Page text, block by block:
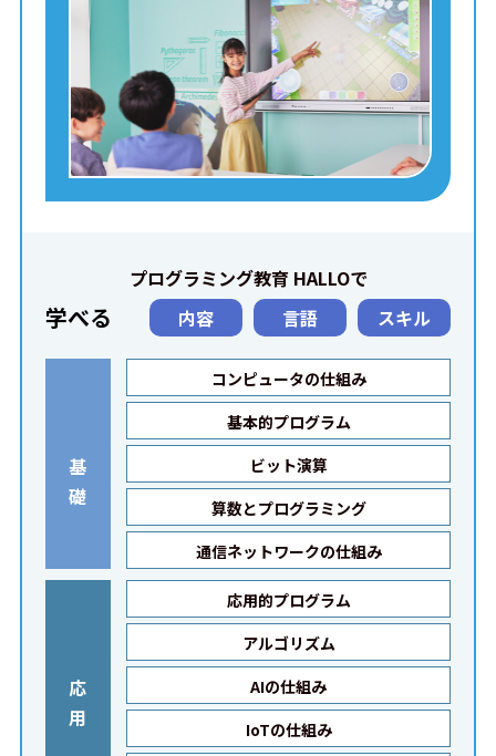
プログラミング教育 HALLOで
学べる 内容 言語 スキル
基
礎
コンピュータの仕組み
基本的プログラム
ビット演算
算数とプログラミング
通信ネットワークの仕組み
応
用
応用的プログラム
アルゴリズム
AIの仕組み
IoTの仕組み